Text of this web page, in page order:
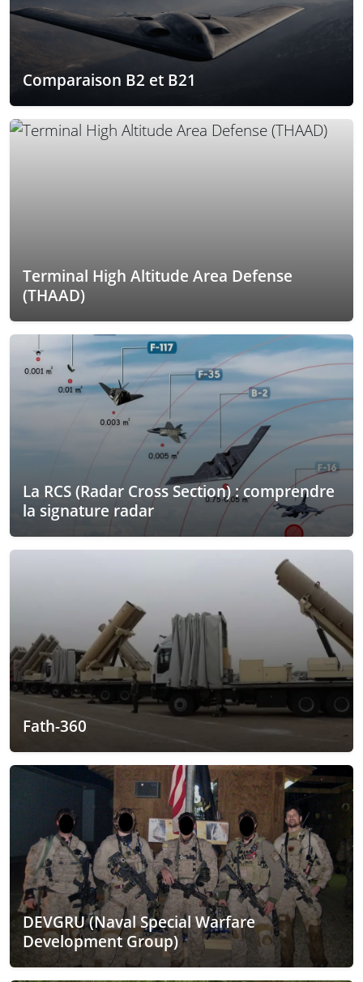
Comparaison B2 et B21
Terminal High Altitude Area Defense
(THAAD)
La RCS (Radar Cross Section) : comprendre
la signature radar
Fath-360
DEVGRU (Naval Special Warfare
Development Group)